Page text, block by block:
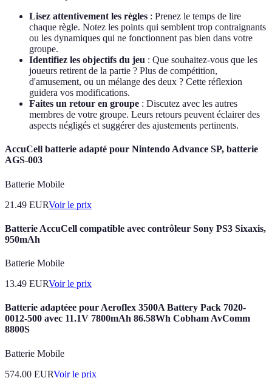
Lisez attentivement les règles : Prenez le temps de lire
chaque règle. Notez les points qui semblent trop contraignants
ou les dynamiques qui ne fonctionnent pas bien dans votre
groupe.
Identifiez les objectifs du jeu : Que souhaitez-vous que les
joueurs retirent de la partie ? Plus de compétition,
d'amusement, ou un mélange des deux ? Cette réflexion
guidera vos modifications.
Faites un retour en groupe : Discutez avec les autres
membres de votre groupe. Leurs retours peuvent éclairer des
aspects négligés et suggérer des ajustements pertinents.
AccuCell batterie adapté pour Nintendo Advance SP, batterie
AGS-003
Batterie Mobile
21.49 EURVoir le prix
Batterie AccuCell compatible avec contrôleur Sony PS3 Sixaxis,
950mAh
Batterie Mobile
13.49 EURVoir le prix
Batterie adaptéee pour Aeroflex 3500A Battery Pack 7020-
0012-500 avec 11.1V 7800mAh 86.58Wh Cobham AvComm
8800S
Batterie Mobile
574.00 EURVoir le prix